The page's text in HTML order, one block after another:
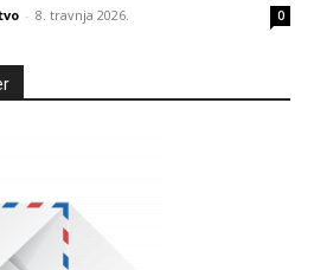
- 8. travnja 2026. 0